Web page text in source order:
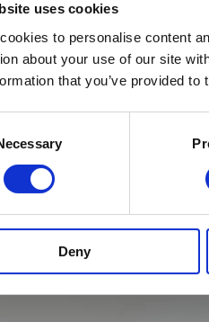
uses cookies
to personalise content
about your use of our site
that you’ve provided
Deny
variaciones en decoración y
más detallada.